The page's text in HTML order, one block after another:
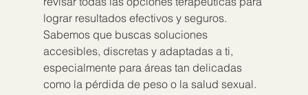
lograr resultados efectivos y seguros.
Sabemos que buscas soluciones
accesibles, discretas y adaptadas a ti,
especialmente para áreas tan delicadas
como la pérdida de peso o la salud sexual.